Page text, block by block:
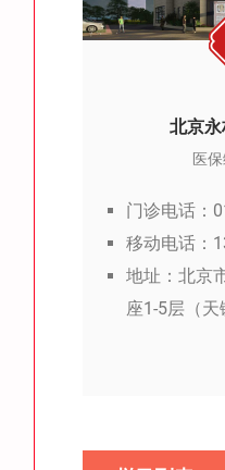
北京
医
门诊电话：
移动电话：
地址：北京
座1-5层（天